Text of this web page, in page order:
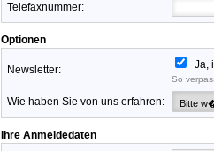
Telefaxnummer:
Optionen
Newsletter: Ja,
So
Wie haben Sie von uns erfahren:
Ihre Anmeldedaten